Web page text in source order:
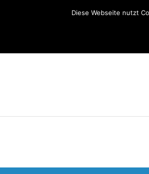
Diese Webseite nutzt